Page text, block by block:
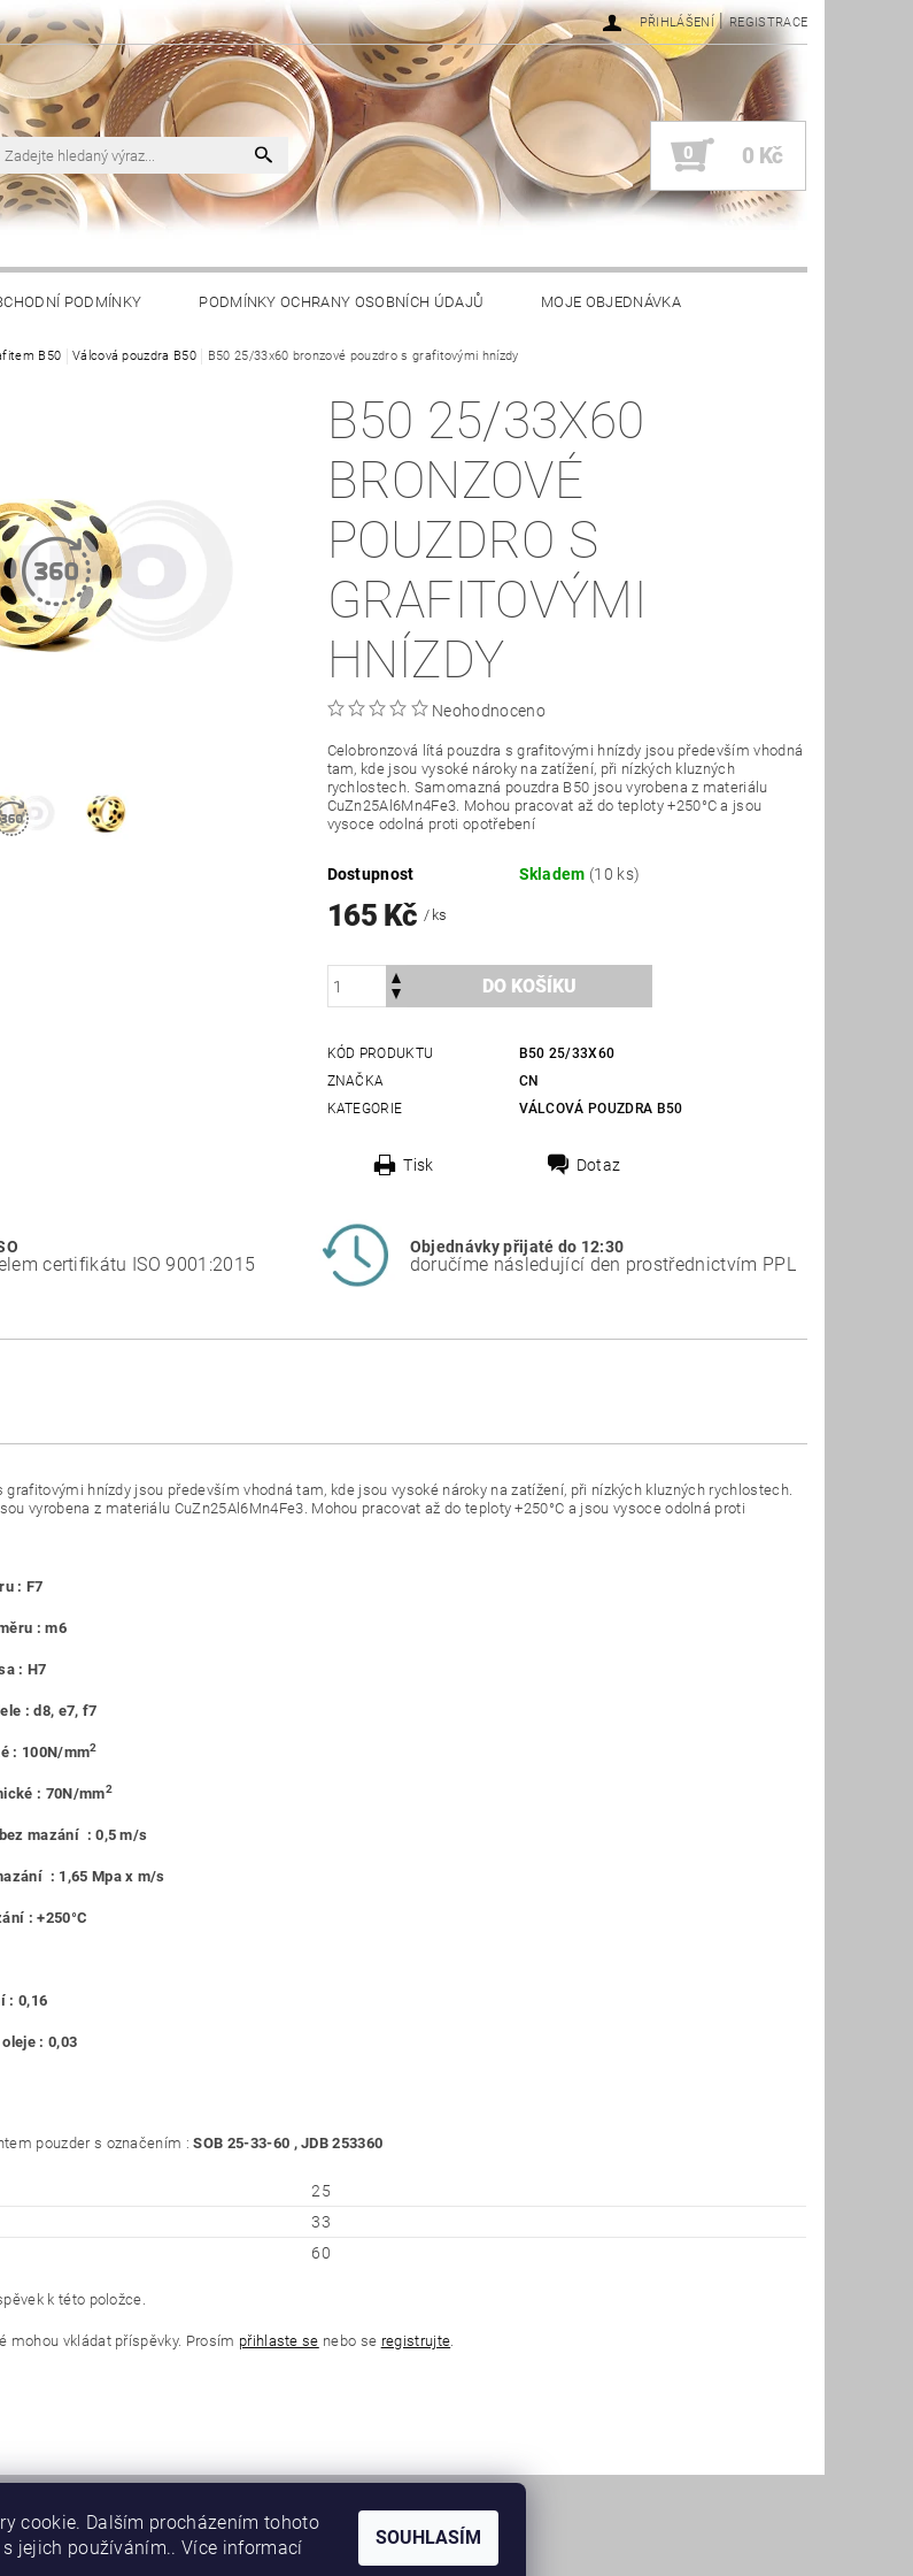
PŘIHLÁŠENÍ | REGISTRACE
0 0 Kč
PODMÍNKY PODMÍNKY OCHRANY OSOBNÍCH ÚDAJŮ MOJE OBJEDNÁVKA
B50 Válcová pouzdra B50 B50 25/33x60 bronzové pouzdro s grafitovými hnízdy
B50 25/33X60
BRONZOVÉ
POUZDRO S
GRAFITOVÝMI
HNÍZDY
Neohodnoceno
Celobronzová lítá pouzdra s grafitovými hnízdy jsou především vhodná
tam, kde jsou vysoké nároky na zatížení, při nízkých kluzných
rychlostech. Samomazná pouzdra B50 jsou vyrobena z materiálu
CuZn25Al6Mn4Fe3. Mohou pracovat až do teploty +250°C a jsou
vysoce odolná proti opotřebení
Dostupnost Skladem (10 ks)
165 Kč/ ks
KÓD PRODUKTU
B50 25/33X60
ZNAČKA
CN
KATEGORIE
VÁLCOVÁ POUZDRA B50
Tisk Dotaz
certifikátu ISO 9001:2015
Objednávky přijaté do 12:30
doručíme následující den prostřednictvím PPL
grafitovými hnízdy jsou především vhodná tam, kde jsou vysoké nároky na zatížení, při nízkých kluzných rychlostech.
vyrobena z materiálu CuZn25Al6Mn4Fe3. Mohou pracovat až do teploty +250°C a jsou vysoce odolná proti
: F7
: m6
: H7
: d8, e7, f7
: 100N/mm2
: 70N/mm2
mazání : 0,5 m/s
: 1,65 Mpa x m/s
: +250°C
: 0,16
: 0,03
pouzder s označením :SOB 25-33-60 , JDB 253360
25
33
60
k této položce.
mohou vkládat příspěvky. Prosím přihlaste se nebo se registrujte.
cookie. Dalším procházením tohoto
jejich používáním.. Více informací
SOUHLASÍM